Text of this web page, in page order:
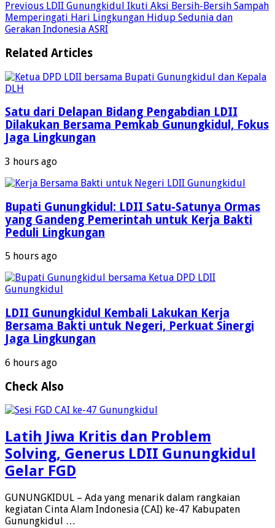
Previous LDII Gunungkidul Ikuti Aksi Bersih-Bersih Sampah
Memperingati Hari Lingkungan Hidup Sedunia dan
Gerakan Indonesia ASRI
Related Articles
Satu dari Delapan Bidang Pengabdian LDII
Dilakukan Bersama Pemkab Gunungkidul, Fokus
Jaga Lingkungan
3 hours ago
Bupati Gunungkidul: LDII Satu-Satunya Ormas
yang Gandeng Pemerintah untuk Kerja Bakti
Peduli Lingkungan
5 hours ago
LDII Gunungkidul Kembali Lakukan Kerja
Bersama Bakti untuk Negeri, Perkuat Sinergi
Jaga Lingkungan
6 hours ago
Check Also
Latih Jiwa Kritis dan Problem
Solving, Generus LDII Gunungkidul
Gelar FGD
GUNUNGKIDUL – Ada yang menarik dalam rangkaian
kegiatan Cinta Alam Indonesia (CAI) ke-47 Kabupaten
Gunungkidul …